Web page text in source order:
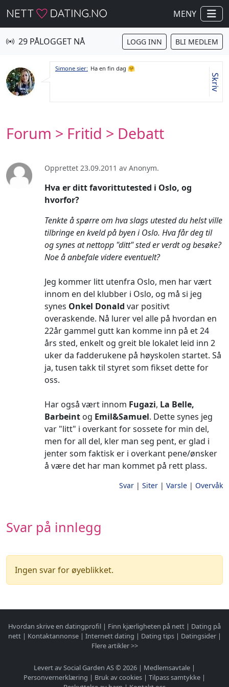
MENY
29 PÅLOGGET NÅ LOGG INN BLI MEDLEM
Simone sier: Ha en fin dag 🤗
Skriv
Forum > Fritid > Debatt
Opprettet 23.09.2011 av Anonym.
Hva er ditt favorittutested i Oslo, og
hvorfor?
Tenkte å spørre om hva slags utested du helst ville
tilbringe en kveld på byen i Oslo. Hva får deg til
og synes at nettopp "ditt" sted er verdt og besøke?
Noe å anbefale videre eventuelt?
Jeg kommer litt utenfra Oslo, men har vært
innom en del klubber i Oslo, og må si jeg
synes Onkel Donald var positivt
overaskende. Nå lurer vel alle på hvordan en
22år gammel gutt kan komme inn på et 24
års sted, enkelt og greit ble lokalet leid inn 2
uker da fadderukene på høyskolen startet. Så
ja, tusen takk til styret som fikset dette for
oss.
Har også vært innom Fugazi, La Belle,
Barbeint og Emil&Samuel. Dette synes jeg
var "litt" i overkant for sossete for min del,
men for all del, kler man seg pent, er glad i
jenter som faktisk er i overkant pene/ønsker
å være det har man kommet på rett plass.
Svar| Siter| Varsle| Overvåk
Svar på innlegg
Ingen svar for øyeblikket.
Hvordan skrive en datingprofil | Finn kjærligheten på nett | Dating på
nett| Kontaktannonse| Internett dating | Dating tips| Datingsider|
Flere artikler >>
Levert av Social Garden AS © 2026 | Medlemsavtale |
Personvernerklæring | Bruk av cookies | Tilpass samtykke |